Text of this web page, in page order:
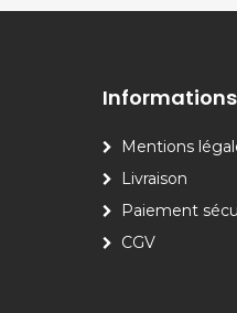
Informations
Mentions
Livraison
Paiement
CGV